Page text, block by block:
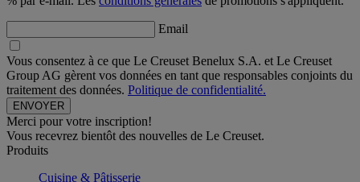
Email
Vous consentez à ce que Le Creuset Benelux S.A. et Le Creuset
Group AG gèrent vos données en tant que responsables conjoints du
traitement des données. Politique de confidentialité.
Merci pour votre inscription!
Vous recevrez bientôt des nouvelles de Le Creuset.
Produits
Cuisine & Pâtisserie